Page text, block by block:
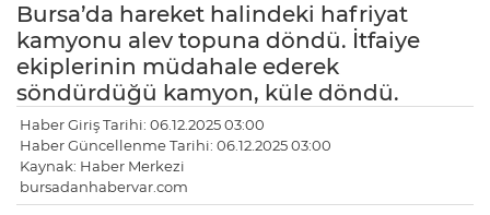
Bursa’da hareket halindeki hafriyat
kamyonu alev topuna döndü. İtfaiye
ekiplerinin müdahale ederek
söndürdüğü kamyon, küle döndü.
Haber Giriş Tarihi: 06.12.2025 03:00
Haber Güncellenme Tarihi: 06.12.2025 03:00
Kaynak: Haber Merkezi
bursadanhabervar.com